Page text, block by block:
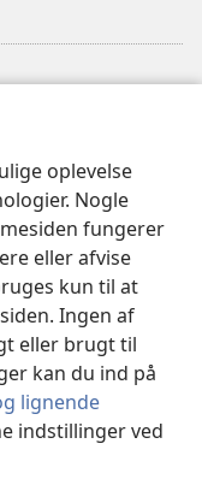
oplevelse
Nogle
fungerer
eller afvise
kun til at
Ingen af
eller brugt til
kan du ind på
lignende
indstillinger ved
of Pennsylvania.